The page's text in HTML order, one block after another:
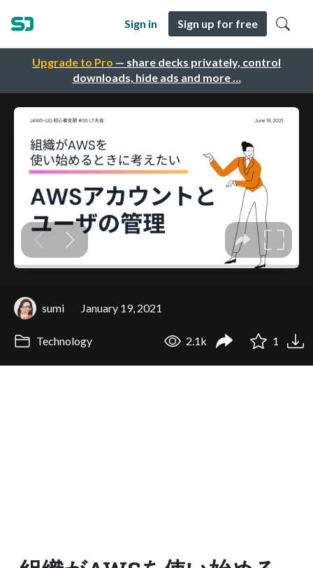
Upgrade to Pro — share decks privately, control
downloads, hide ads and more …
Sign in Sign up for free
sumi January 19, 2021
Technology 2.1k 1